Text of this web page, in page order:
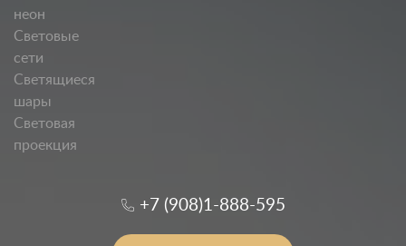
неон
Световые
сети
Светящиеся
шары
Световая
проекция
+7 (908)1-888-595